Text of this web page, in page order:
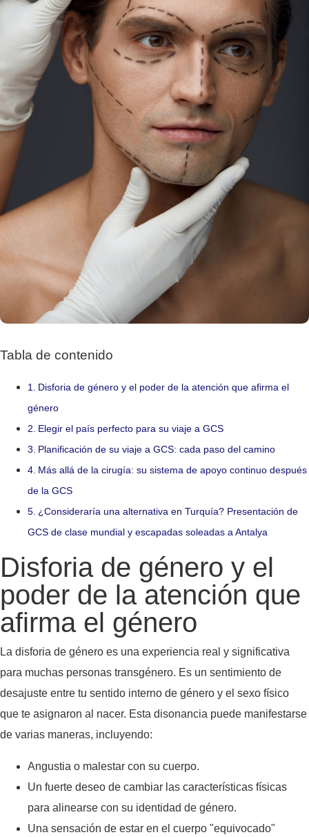
Tabla de contenido
Disforia de género y el poder de la atención que afirma el
género
Elegir el país perfecto para su viaje a GCS
Planificación de su viaje a GCS: cada paso del camino
Más allá de la cirugía: su sistema de apoyo continuo después
de la GCS
¿Consideraría una alternativa en Turquía? Presentación de
GCS de clase mundial y escapadas soleadas a Antalya
Disforia de género y el
poder de la atención que
afirma el género
La disforia de género es una experiencia real y significativa
para muchas personas transgénero. Es un sentimiento de
desajuste entre tu sentido interno de género y el sexo físico
que te asignaron al nacer. Esta disonancia puede manifestarse
de varias maneras, incluyendo:
Angustia o malestar con su cuerpo.
Un fuerte deseo de cambiar las características físicas
para alinearse con su identidad de género.
Una sensación de estar en el cuerpo "equivocado"